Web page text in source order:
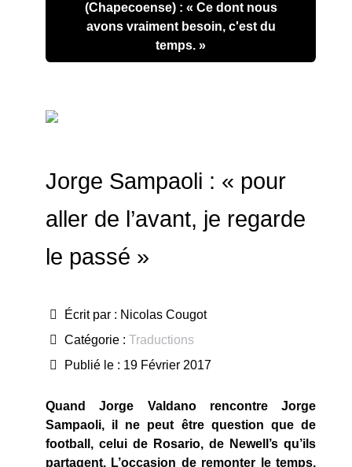
(Chapecoense) : « Ce dont nous
avons vraiment besoin, c'est du
temps. »
Jorge Sampaoli : « pour
aller de l’avant, je regarde
le passé »
Écrit par : Nicolas Cougot
Catégorie : Traductions
Publié le : 19 Février 2017
Quand Jorge Valdano rencontre Jorge
Sampaoli, il ne peut être question que de
football, celui de Rosario, de Newell’s qu’ils
partagent. L’occasion de remonter le temps,